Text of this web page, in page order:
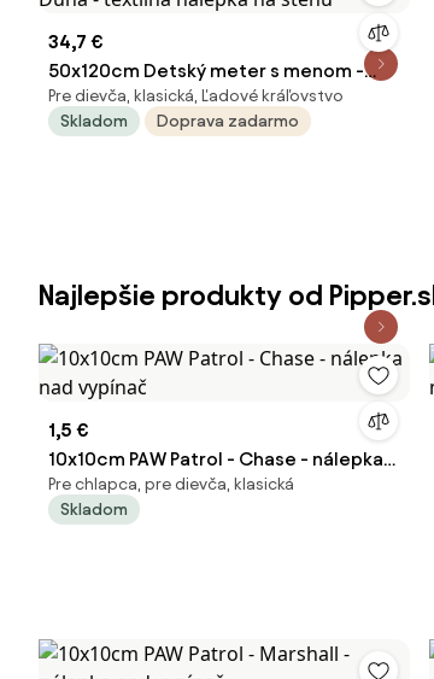
34,7 €
50x120cm Detský meter s menom -
Dúha - textilná nálepka na stenu
Pre dievča, klasická, Ľadové kráľovstvo
Skladom
Doprava zadarmo
Najlepšie produkty od
1,5 €
10x10cm PAW Patrol - Chase - nálepka
nad vypínač
Pre chlapca, pre dievča, klasická
Skladom